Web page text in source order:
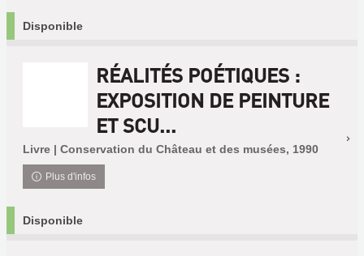
Disponible
RÉALITÉS POÉTIQUES :
EXPOSITION DE PEINTURE
ET SCU...
Livre | Conservation du Château et des musées, 1990
Plus d'infos
Disponible